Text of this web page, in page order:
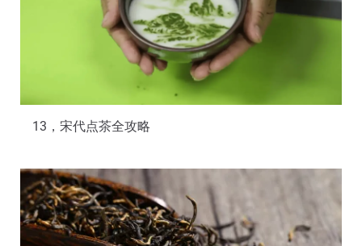
13，宋代点茶全攻略